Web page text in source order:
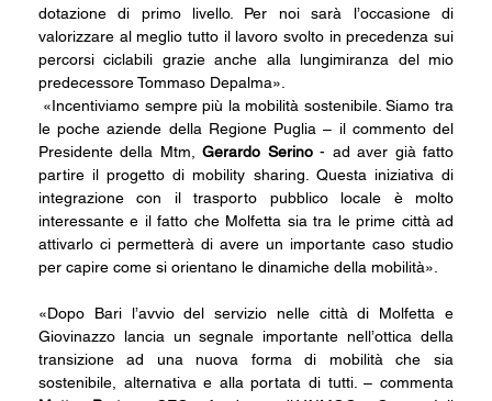
dotazione di primo livello. Per noi sarà l’occasione di
valorizzare al meglio tutto il lavoro svolto in precedenza sui
percorsi ciclabili grazie anche alla lungimiranza del mio
predecessore Tommaso Depalma».
«Incentiviamo sempre più la mobilità sostenibile. Siamo tra
le poche aziende della Regione Puglia – il commento del
Presidente della Mtm, Gerardo Serino - ad aver già fatto
partire il progetto di mobility sharing. Questa iniziativa di
integrazione con il trasporto pubblico locale è molto
interessante e il fatto che Molfetta sia tra le prime città ad
attivarlo ci permetterà di avere un importante caso studio
per capire come si orientano le dinamiche della mobilità».
«Dopo Bari l’avvio del servizio nelle città di Molfetta e
Giovinazzo lancia un segnale importante nell’ottica della
transizione ad una nuova forma di mobilità che sia